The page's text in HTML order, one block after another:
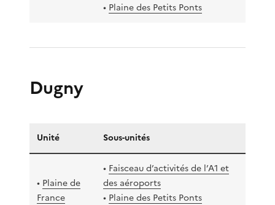
• Plaine des Petits Ponts
Dugny
Unité Sous-unités
• Plaine de
France
• Faisceau d’activités de l’A1 et
des aéroports
• Plaine des Petits Ponts